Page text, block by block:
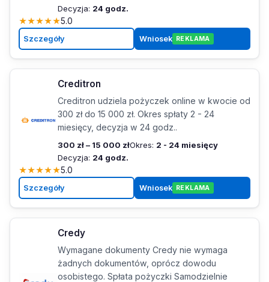
Decyzja: 24 godz.
★★★★★5.0
Szczegóły Wniosek REKLAMA
Creditron
Creditron udziela pożyczek online w kwocie od
300 zł do 15 000 zł. Okres spłaty 2 - 24
miesięcy, decyzja w 24 godz..
300 zł – 15 000 złOkres: 2 - 24 miesięcy
Decyzja: 24 godz.
★★★★★5.0
Szczegóły Wniosek REKLAMA
Credy
Wymagane dokumenty Credy nie wymaga
żadnych dokumentów, oprócz dowodu
osobistego. Spłata pożyczki Samodzielnie